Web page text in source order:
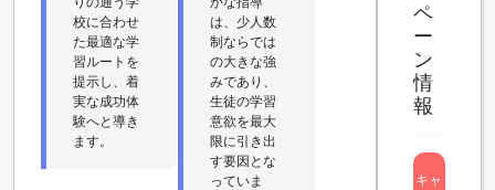
校に合わせ
た最適な学
習ルートを
提示し、着
実な成功体
験へと導き
ます。
は、少人数
制ならでは
の大きな強
みであり、
生徒の学習
意欲を最大
限に引き出
す要因とな
っていま
ペ
ー
ン
情
報
キャ